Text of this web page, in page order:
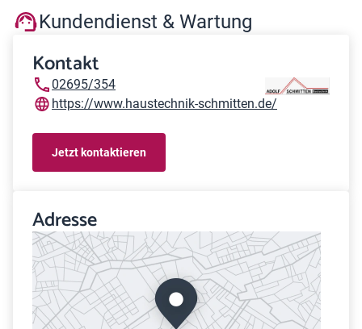
Kundendienst & Wartung
Kontakt
02695/354
https://www.haustechnik-schmitten.de/
Jetzt kontaktieren
Adresse